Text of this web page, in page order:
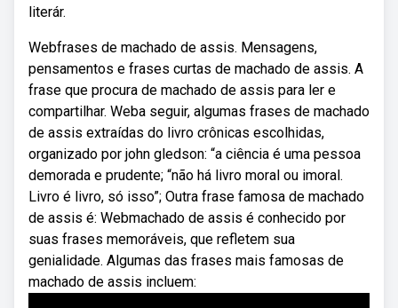
literár.
Webfrases de machado de assis. Mensagens,
pensamentos e frases curtas de machado de assis. A
frase que procura de machado de assis para ler e
compartilhar. Weba seguir, algumas frases de machado
de assis extraídas do livro crônicas escolhidas,
organizado por john gledson: “a ciência é uma pessoa
demorada e prudente; “não há livro moral ou imoral.
Livro é livro, só isso”; Outra frase famosa de machado
de assis é: Webmachado de assis é conhecido por
suas frases memoráveis, que refletem sua
genialidade. Algumas das frases mais famosas de
machado de assis incluem: